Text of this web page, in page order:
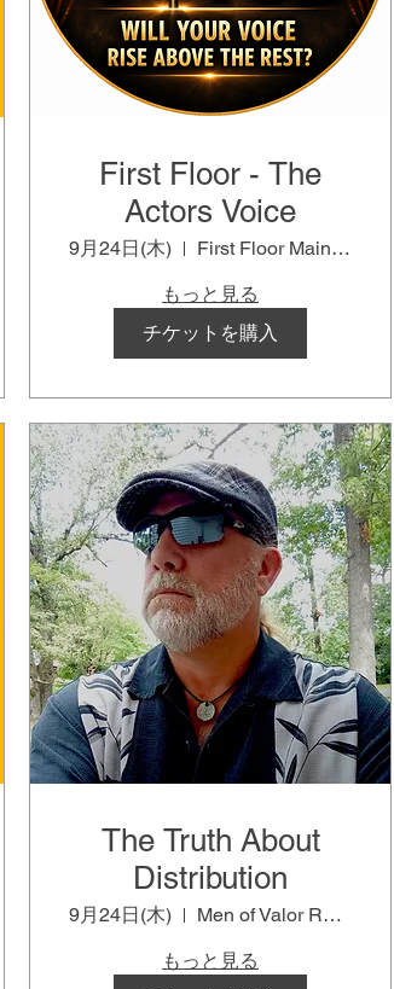
First Floor - The
Actors Voice
9月24日(木)
First Floor Main Event Venue
もっと見る
チケットを購入
The Truth About
Distribution
9月24日(木)
Men of Valor Room
もっと見る